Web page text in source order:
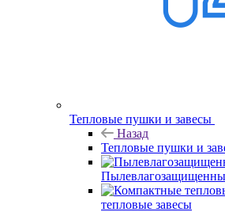
Тепловые пушки и завесы
Назад
Тепловые пушки и
тепловые завесы